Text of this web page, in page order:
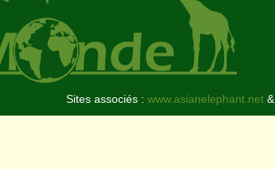
Sites associés : www.asianelephant.net&